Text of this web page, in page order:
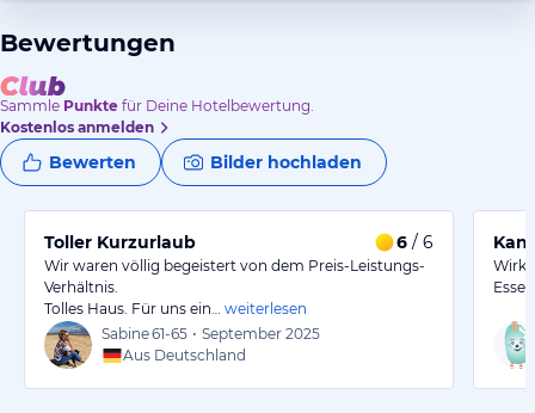
Bewertungen
Sammle Punkte für Deine Hotelbewertung.
Kostenlos anmelden
Bewerten Bilder hochladen
Toller Kurzurlaub 6 / 6
Wir waren völlig begeistert von dem Preis-Leistungs-
Verhältnis.
Tolles Haus. Für uns ein…
weiterlesen
Sabine61-65 • September 2025
Aus Deutschland